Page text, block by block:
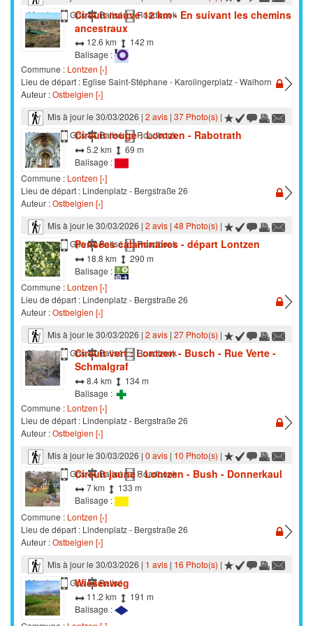
Marche
Gps Balisé Roadbook
Circuit mauve 12 km - En suivant les chemins
ancestraux
12.6 km
142 m
Balisage :
Commune : Lontzen [›]
Lieu de départ : Eglise Saint-Stéphane - Karolingerplatz - Walhorn
Auteur :Ostbelgien [›]
Mis à jour le 30/03/2026 | 2 avis| 37 Photo(s) |
Marche
Gps Balisé Roadbook
Circuit rouge : Lontzen - Rabotrath
5.2 km
69 m
Balisage :
Commune : Lontzen [›]
Lieu de départ : Lindenplatz - Bergstraße 26
Auteur :Ostbelgien [›]
Mis à jour le 30/03/2026 | 2 avis| 48 Photo(s) |
Marche
Gps Balisé Roadbook
Pensées calaminaires - départ Lontzen
18.8 km
290 m
Balisage :
Commune : Lontzen [›]
Lieu de départ : Lindenplatz - Bergstraße 26
Auteur :Ostbelgien [›]
Mis à jour le 30/03/2026 | 2 avis| 27 Photo(s) |
Marche
Gps Balisé Roadbook
Circuit vert : Lontzen - Busch - Rue Verte -
Schmalgraf
8.4 km
134 m
Balisage :
Commune : Lontzen [›]
Lieu de départ : Lindenplatz - Bergstraße 26
Auteur :Ostbelgien [›]
Mis à jour le 30/03/2026 | 0 avis| 10 Photo(s) |
Marche
Gps Balisé Roadbook
Circuit jaune : Lontzen - Bush - Donnerkaul
7 km
133 m
Balisage :
Commune : Lontzen [›]
Lieu de départ : Lindenplatz - Bergstraße 26
Auteur :Ostbelgien [›]
Mis à jour le 30/03/2026 | 1 avis| 16 Photo(s) |
Marche
Gps Balisé
Wiesenweg
11.2 km
191 m
Balisage :